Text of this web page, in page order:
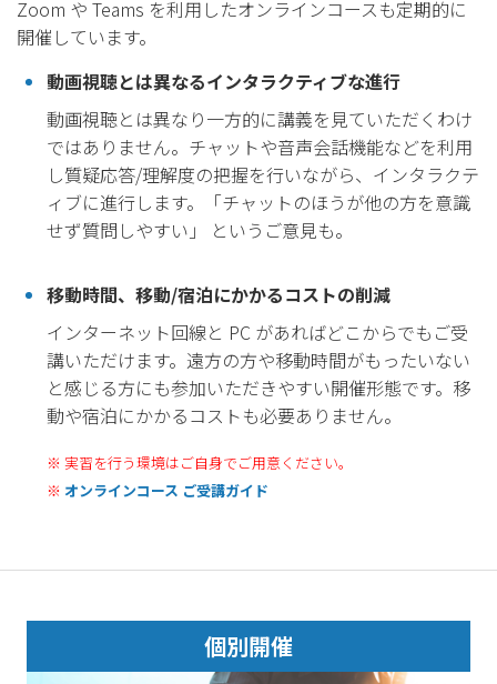
Zoom や Teams を利用したオンラインコースも定期的に
開催しています。
動画視聴とは異なるインタラクティブな進行
動画視聴とは異なり一方的に講義を見ていただくわけ
ではありません。チャットや音声会話機能などを利用
し質疑応答/理解度の把握を行いながら、インタラクテ
ィブに進行します。「チャットのほうが他の方を意識
せず質問しやすい」 というご意見も。
移動時間、移動/宿泊にかかるコストの削減
インターネット回線と PC があればどこからでもご受
講いただけます。遠方の方や移動時間がもったいない
と感じる方にも参加いただきやすい開催形態です。移
動や宿泊にかかるコストも必要ありません。
※ 実習を行う環境はご自身でご用意ください。
※ オンラインコース ご受講ガイド
個別開催